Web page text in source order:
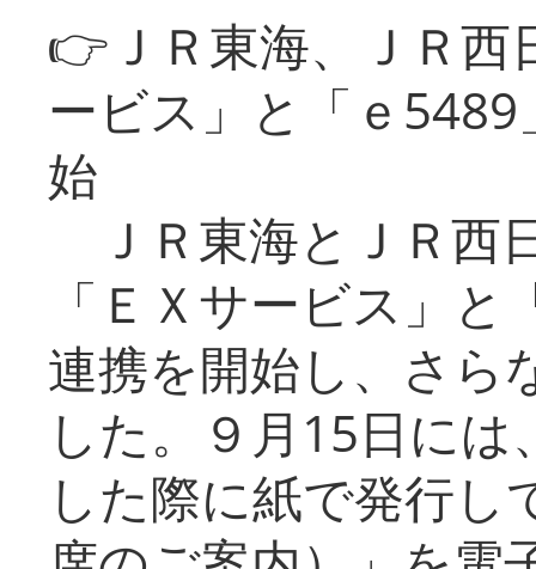
👉ＪＲ東海、ＪＲ
ービス」と「ｅ
始
ＪＲ東海とＪＲ西
「ＥＸサービス」
連携を開始し、さら
した。９月15日に
した際に紙で発行し